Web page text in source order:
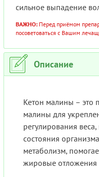
сильное выпадение
ВАЖНО: Перед приёмом
посоветоваться с Вашим
Описание
Кетон малины – это
малины для
регулирования
состояния
метаболизм,
жировые отложения